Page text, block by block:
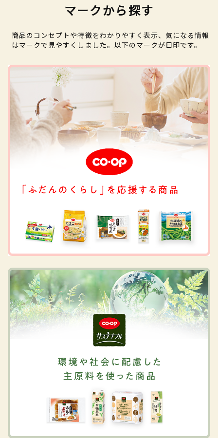
マークから探す
商品のコンセプトや特徴をわかりやすく表示、気になる情報
はマークで見やすくしました。以下のマークが目印です。